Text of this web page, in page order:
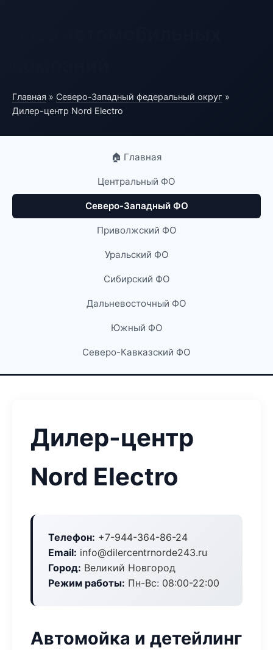
Главная » Северо-Западный федеральный округ »
Дилер-центр Nord Electro
🏠 Главная
Центральный ФО
Северо-Западный ФО
Приволжский ФО
Уральский ФО
Сибирский ФО
Дальневосточный ФО
Южный ФО
Северо-Кавказский ФО
Дилер-центр
Nord Electro
Телефон: +7-944-364-86-24
Email: info@dilercentrnorde243.ru
Город: Великий Новгород
Режим работы: Пн-Вс: 08:00-22:00
Автомойка и детейлинг